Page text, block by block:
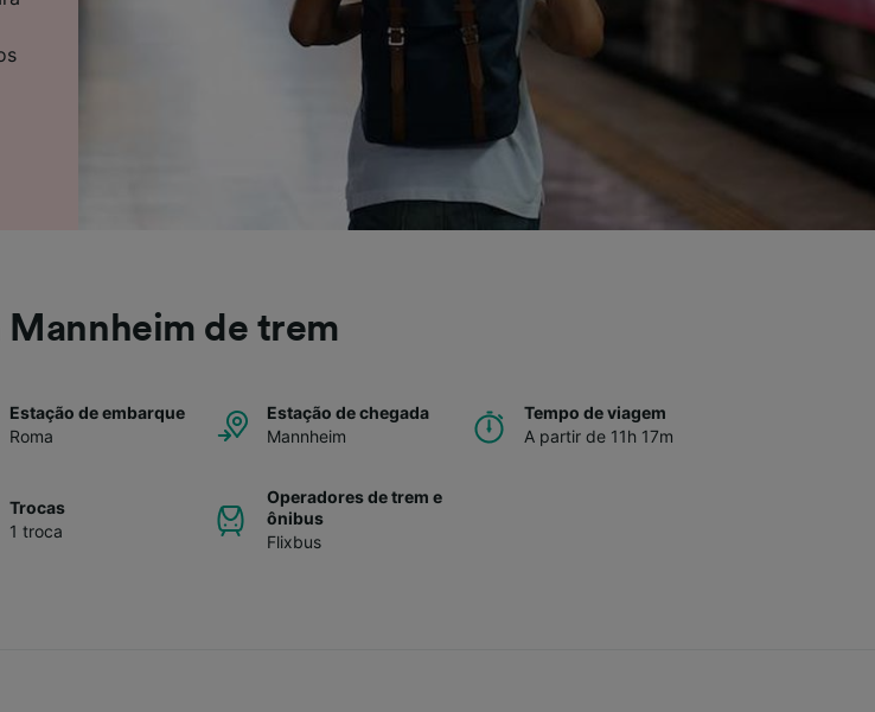
Mannheim de trem
Estação de embarque
Roma
Estação de chegada
Mannheim
Tempo de viagem
A partir de 11h 17m
Trocas
1 troca
Operadores de trem e
ônibus
Flixbus